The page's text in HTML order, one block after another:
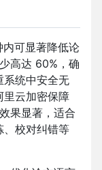
内可显著降低论
高达 60%，确
系统中安全无
里云加密保障
果显著，适合
、校对纠错等